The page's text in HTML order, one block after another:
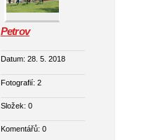
Petrov
Datum: 28. 5. 2018
Fotografií: 2
Složek: 0
Komentářů: 0